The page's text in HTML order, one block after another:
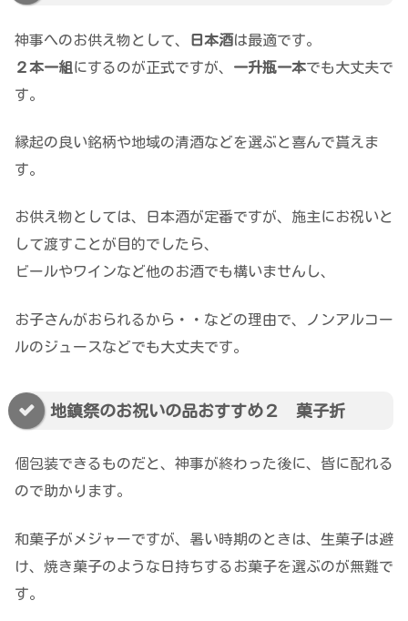
神事へのお供え物として、 日本酒は最適です。
２本一組 にするのが正式ですが、 一升瓶一本でも大丈夫で
す。
縁起の良い銘柄や地域の清酒などを選ぶと喜んで貰えま
す。
お供え物としては、日本酒が定番ですが、施主にお祝いと
して渡すことが目的でしたら、
ビールやワインなど他のお酒でも構いませんし、
お子さんがおられるから・・などの理由で、ノンアルコー
ルのジュースなどでも大丈夫です。
地鎮祭のお祝いの品おすすめ２ 菓子折
個包装できるものだと、神事が終わった後に、皆に配れる
ので助かります。
和菓子がメジャーですが、暑い時期のときは、生菓子は避
け、焼き菓子のような日持ちするお菓子を選ぶのが無難で
す。